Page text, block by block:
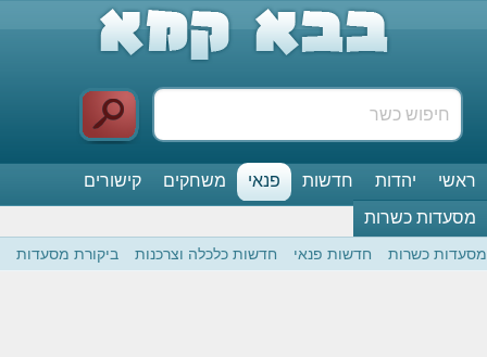
ראשי יהדות חדשות פנאי משחקים
קישורים
מסעדות כשרות
מסעדות כשרות חדשות פנאי חדשות כלכלה וצרכנות ביקורת מסעדות